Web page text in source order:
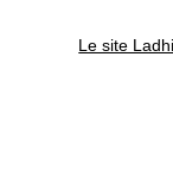
Le site